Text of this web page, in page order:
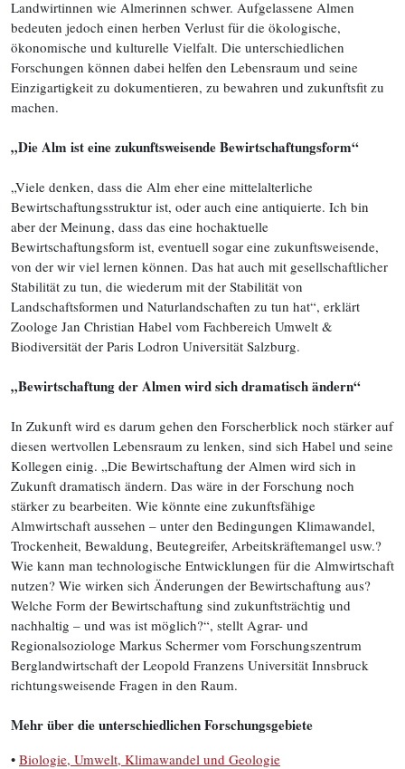
Landwirtinnen wie Almerinnen schwer. Aufgelassene Almen
bedeuten jedoch einen herben Verlust für die ökologische,
ökonomische und kulturelle Vielfalt. Die unterschiedlichen
Forschungen können dabei helfen den Lebensraum und seine
Einzigartigkeit zu dokumentieren, zu bewahren und zukunftsfit zu
machen.
„Die Alm ist eine zukunftsweisende Bewirtschaftungsform“
„Viele denken, dass die Alm eher eine mittelalterliche
Bewirtschaftungsstruktur ist, oder auch eine antiquierte. Ich bin
aber der Meinung, dass das eine hochaktuelle
Bewirtschaftungsform ist, eventuell sogar eine zukunftsweisende,
von der wir viel lernen können. Das hat auch mit gesellschaftlicher
Stabilität zu tun, die wiederum mit der Stabilität von
Landschaftsformen und Naturlandschaften zu tun hat“, erklärt
Zoologe Jan Christian Habel vom Fachbereich Umwelt &
Biodiversität der Paris Lodron Universität Salzburg.
„Bewirtschaftung der Almen wird sich dramatisch ändern“
In Zukunft wird es darum gehen den Forscherblick noch stärker auf
diesen wertvollen Lebensraum zu lenken, sind sich Habel und seine
Kollegen einig. „Die Bewirtschaftung der Almen wird sich in
Zukunft dramatisch ändern. Das wäre in der Forschung noch
stärker zu bearbeiten. Wie könnte eine zukunftsfähige
Almwirtschaft aussehen – unter den Bedingungen Klimawandel,
Trockenheit, Bewaldung, Beutegreifer, Arbeitskräftemangel usw.?
Wie kann man technologische Entwicklungen für die Almwirtschaft
nutzen? Wie wirken sich Änderungen der Bewirtschaftung aus?
Welche Form der Bewirtschaftung sind zukunftsträchtig und
nachhaltig – und was ist möglich?“, stellt Agrar- und
Regionalsoziologe Markus Schermer vom Forschungszentrum
Berglandwirtschaft der Leopold Franzens Universität Innsbruck
richtungsweisende Fragen in den Raum.
Mehr über die unterschiedlichen Forschungsgebiete
• Biologie, Umwelt, Klimawandel und Geologie